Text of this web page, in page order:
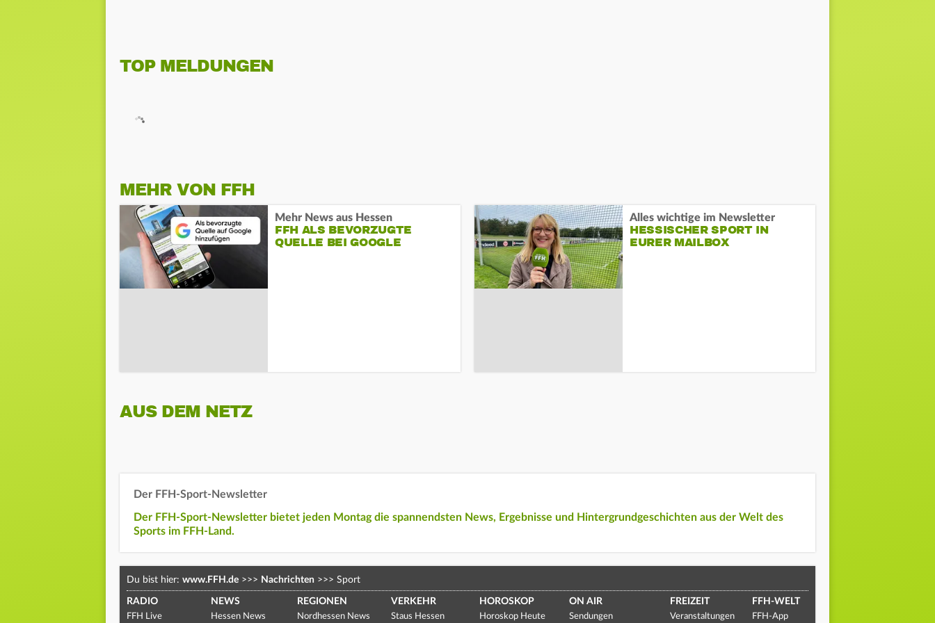
TOP MELDUNGEN
MEHR VON FFH
Mehr News aus Hessen
FFH ALS BEVORZUGTE
QUELLE BEI GOOGLE
Alles wichtige im Newsletter
HESSISCHER SPORT IN
EURER MAILBOX
AUS DEM NETZ
Der FFH-Sport-Newsletter
Der FFH-Sport-Newsletter bietet jeden Montag die spannendsten News, Ergebnisse und Hintergrundgeschichten aus der Welt des
Sports im FFH-Land.
Du bist hier: www.FFH.de >>> Nachrichten >>> Sport
RADIO
FFH Live
NEWS
Hessen News
REGIONEN
Nordhessen News
VERKEHR
Staus Hessen
HOROSKOP
Horoskop Heute
ON AIR
Sendungen
FREIZEIT
Veranstaltungen
FFH-WELT
FFH-App